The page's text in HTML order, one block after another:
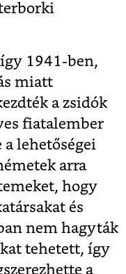
1941-ben,
miatt
a zsidók
fiatalember
lehetőségei
arra
hogy
és
nem hagyták
tehetett, így
a